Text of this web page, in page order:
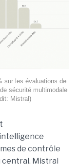
sur les évaluations de
sécurité multimodale
Mistral)
de contrôle
Mistral